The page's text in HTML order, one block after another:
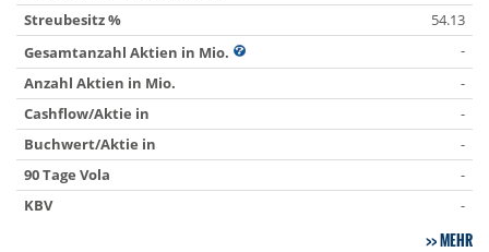
Streubesitz %
54.13
Gesamtanzahl Aktien in Mio.
-
Anzahl Aktien in Mio.
-
Cashflow/Aktie in
-
Buchwert/Aktie in
-
90 Tage Vola
-
KBV
-
MEHR